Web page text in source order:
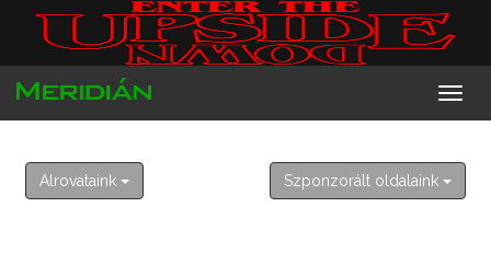
2026. augusztus 9. vasárnap
Emőd
Alrovataink Szponzorált oldalaink